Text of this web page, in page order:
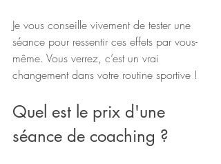
Je vous conseille vivement de tester une
séance pour ressentir ces effets par vous-
même. Vous verrez, c’est un vrai
changement dans votre routine sportive !
Quel est le prix d'une
séance de coaching ?